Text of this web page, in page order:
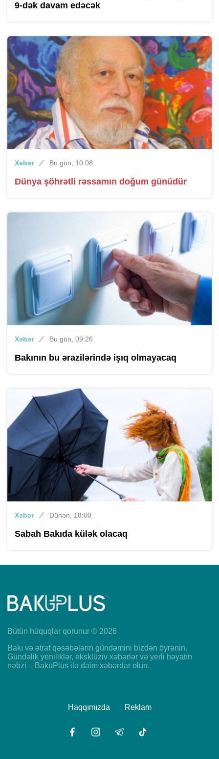
9-dək davam edəcək
Xəbər Bu gün, 10:08
Dünya şöhrətli rəssamın doğum günüdür
Xəbər Bu gün, 09:26
Bakının bu ərazilərində işıq olmayacaq
Xəbər Dünən, 18:00
Sabah Bakıda külək olacaq
Bütün hüquqlar qorunur © 2026
Bakı və ətraf qəsəbələrin gündəmini bizdən öyrənin.
Gündəlik yeniliklər, eksklüziv xəbərlər və yerli həyatın
nəbzi – BakuPlus ilə daim xəbərdar olun.
Haqqımızda Reklam